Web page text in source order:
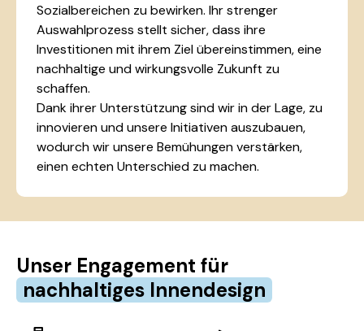
Sozialbereichen zu bewirken. Ihr strenger
Auswahlprozess stellt sicher, dass ihre
Investitionen mit ihrem Ziel übereinstimmen, eine
nachhaltige und wirkungsvolle Zukunft zu
schaffen.
Dank ihrer Unterstützung sind wir in der Lage, zu
innovieren und unsere Initiativen auszubauen,
wodurch wir unsere Bemühungen verstärken,
einen echten Unterschied zu machen.
Unser Engagement für
nachhaltiges Innendesign